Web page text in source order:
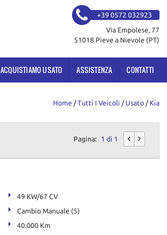
+39 0572 032923
Via Empolese, 77
51018 Pieve a Nievole (PT)
ACQUISTIAMO USATO ASSISTENZA CONTATTI
Home /Tutti I Veicoli /Usato /Kia
Pagina: 1 di 1
49 KW/67 CV
Cambio Manuale (5)
40.000 Km